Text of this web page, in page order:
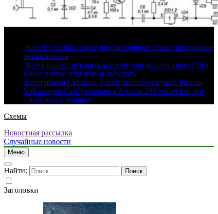
Эксперт назвал самые перспективные новые российские
марки машин
Дилер просит оставить машину «на диагностику»? Вот
какие документы нельзя забывать
Завод имени Сталина. Какой автопром нужен России
Volkswagen Caddy прошел в России 280 тысяч км: что
сломалось в машине
Схемы
Новостная рассылка
Случайные новости
Меню
Найти:
Заголовки